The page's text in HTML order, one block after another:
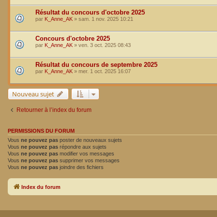
Résultat du concours d'octobre 2025
par K_Anne_AK » sam. 1 nov. 2025 10:21
Concours d'octobre 2025
par K_Anne_AK » ven. 3 oct. 2025 08:43
Résultat du concours de septembre 2025
par K_Anne_AK » mer. 1 oct. 2025 16:07
Nouveau sujet
Retourner à l’index du forum
PERMISSIONS DU FORUM
Vous ne pouvez pas poster de nouveaux sujets
Vous ne pouvez pas répondre aux sujets
Vous ne pouvez pas modifier vos messages
Vous ne pouvez pas supprimer vos messages
Vous ne pouvez pas joindre des fichiers
Index du forum